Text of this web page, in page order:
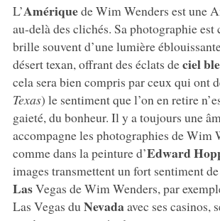
L’Amériquede Wim Wenders est une
au-delà des clichés. Sa photographie est
brille souvent d’une lumière
désert texan, offrant des éclats deciel
cela sera bien compris par ceux qui ont
Texas) le sentiment que l’on en retire
gaieté, du bonheur. Il y a toujours une
accompagne les photographies de Wim
comme dans la peinture d’Edward
images transmettent un fort sentiment de
LasVegas de Wim Wenders, par
Las Vegas du Nevadaavec ses casinos,